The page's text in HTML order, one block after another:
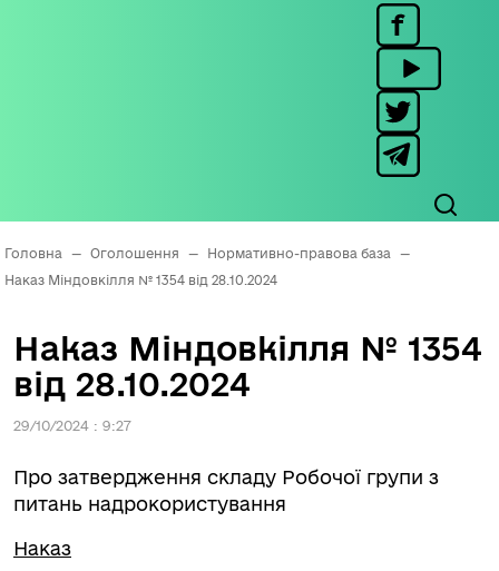
Головна — Оголошення — Нормативно-правова база
—
Наказ Міндовкілля № 1354 від 28.10.2024
Наказ Міндовкілля № 1354
від 28.10.2024
29/10/2024 : 9:27
Про затвердження складу Робочої групи з
питань надрокористування
Наказ